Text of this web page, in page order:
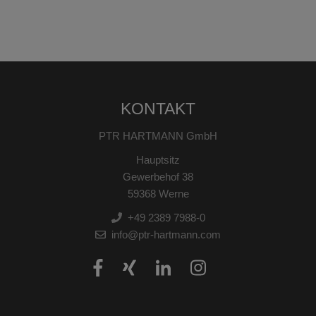
KONTAKT
PTR HARTMANN GmbH
Hauptsitz
Gewerbehof 38
59368 Werne
+49 2389 7988-0
info@ptr-hartmann.com